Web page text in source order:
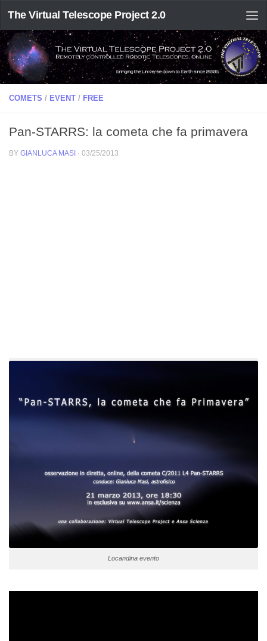
The Virtual Telescope Project 2.0
COMETS / EVENT / FREE
Pan-STARRS: la cometa che fa primavera
BY GIANLUCA MASI · 03/25/2013
Locandina evento